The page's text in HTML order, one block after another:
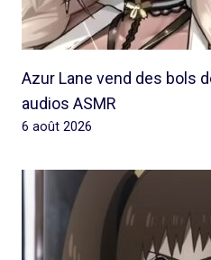
Azur Lane vend des bols
audios ASMR
6 août 2026